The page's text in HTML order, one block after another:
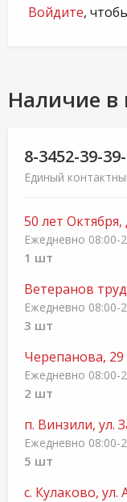
Войдите,
Наличие в
8-3452-39-
Единый
50 лет Октября,
Ежедневно 08:00-
1 шт
Ветеранов
Ежедневно 08:00-
3 шт
Черепанова, 29
Ежедневно 08:00-
2 шт
п. Винзили, ул.
Ежедневно 08:00-
5 шт
с. Кулаково, ул.